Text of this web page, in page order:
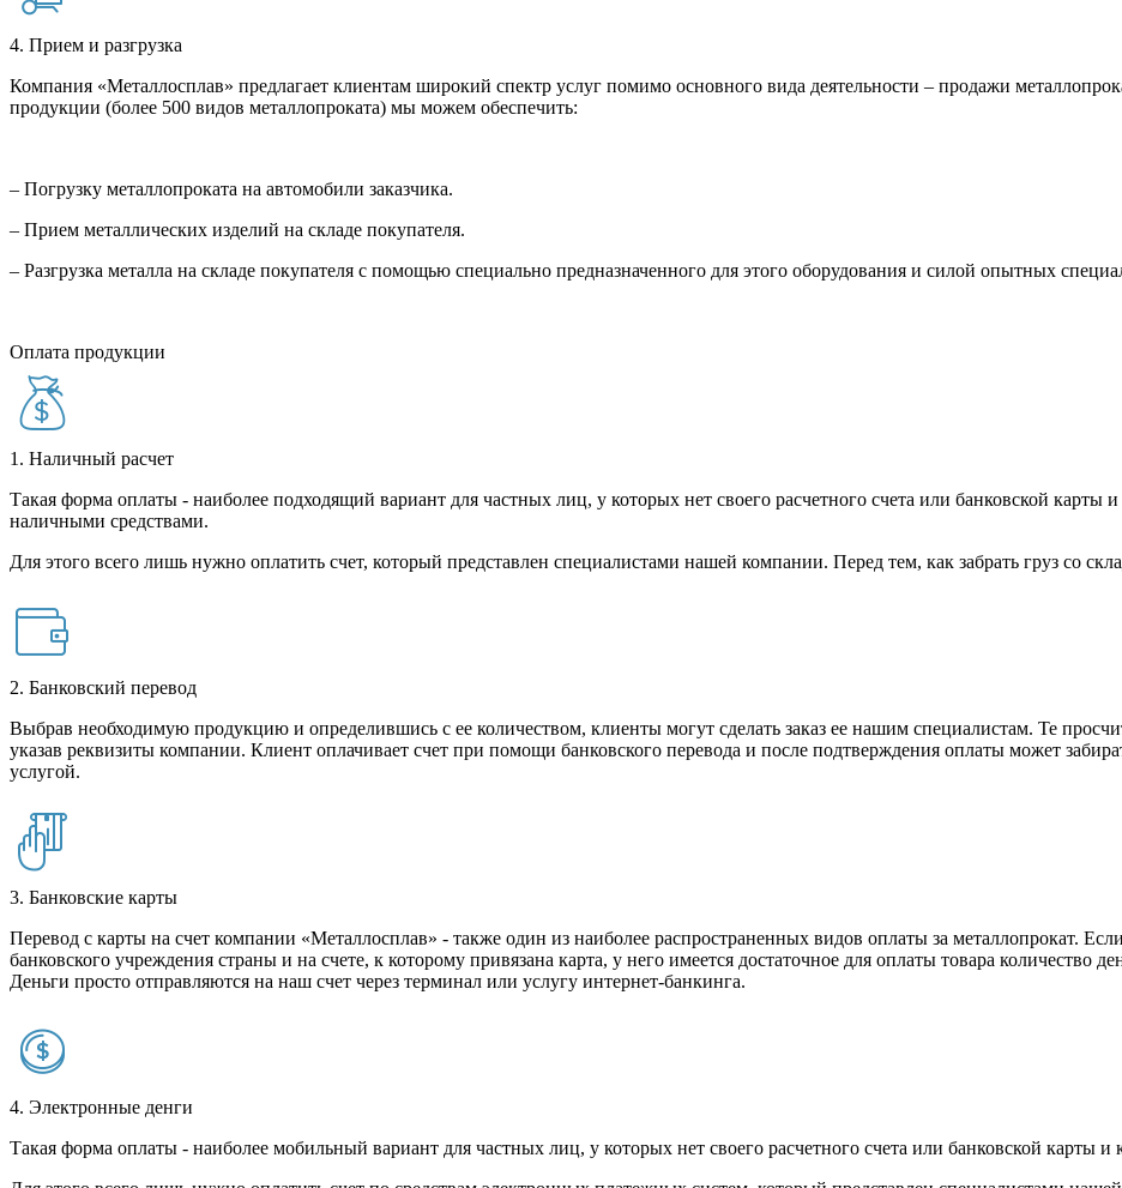
4. Прием и разгрузка
Компания «Металлосплав» предлагает клиентам широкий спектр услуг помимо основного вида деятельности – продажи
продукции (более 500 видов металлопроката) мы можем обеспечить:
– Погрузку металлопроката на автомобили заказчика.
– Прием металлических изделий на складе покупателя.
– Разгрузка металла на складе покупателя с помощью специально предназначенного для этого оборудования и силой опытных
Оплата продукции
1. Наличный расчет
Такая форма оплаты - наиболее подходящий вариант для частных лиц, у которых нет своего расчетного счета или банковской карты
наличными средствами.
Для этого всего лишь нужно оплатить счет, который представлен специалистами нашей компании. Перед тем, как забрать груз со
2. Банковский перевод
Выбрав необходимую продукцию и определившись с ее количеством, клиенты могут сделать заказ ее нашим специалистам. Те
указав реквизиты компании. Клиент оплачивает счет при помощи банковского перевода и после подтверждения оплаты может
услугой.
3. Банковские карты
Перевод с карты на счет компании «Металлосплав» - также один из наиболее распространенных видов оплаты за металлопрокат.
банковского учреждения страны и на счете, к которому привязана карта, у него имеется достаточное для оплаты товара количество
Деньги просто отправляются на наш счет через терминал или услугу интернет-банкинга.
4. Электронные денги
Такая форма оплаты - наиболее мобильный вариант для частных лиц, у которых нет своего расчетного счета или банковской карты и